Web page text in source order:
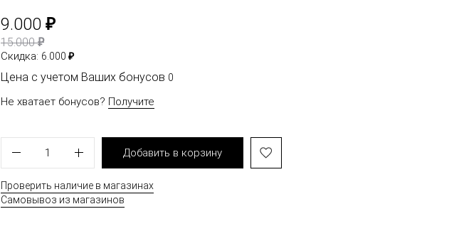
9.000 ₽
15.000₽
Скидка: 6.000 ₽
Цена с учетом Ваших бонусов 0
Не хватает бонусов? Получите
1 Добавить в корзину
Проверить наличие в магазинах
Самовывоз из магазинов